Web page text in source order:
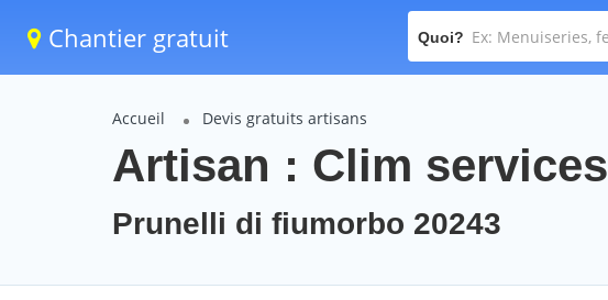
Chantier gratuit Quoi?
Accueil Devis gratuits artisans
Artisan : Clim services
Prunelli di fiumorbo 20243